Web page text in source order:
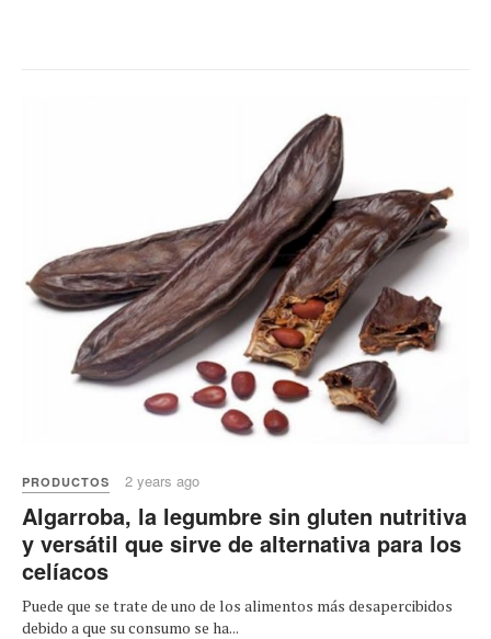
PRODUCTOS 2 years ago
Algarroba, la legumbre sin gluten nutritiva
y versátil que sirve de alternativa para los
celíacos
Puede que se trate de uno de los alimentos más desapercibidos
debido a que su consumo se ha...